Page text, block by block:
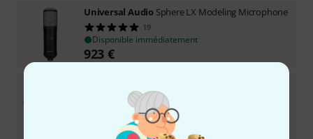
Universal Audio Sphere LX Modeling Microphone
19
Disponible immédiatement
923 €
Disponible immédiatement